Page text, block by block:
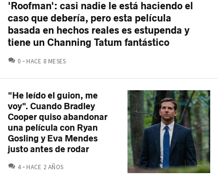
'Roofman': casi nadie le está haciendo el
caso que debería, pero esta película
basada en hechos reales es estupenda y
tiene un Channing Tatum fantástico
0 COMENTARIOS
HACE 8 MESES
"He leído el guion, me
voy". Cuando Bradley
Cooper quiso abandonar
una película con Ryan
Gosling y Eva Mendes
justo antes de rodar
4 COMENTARIOS
HACE 2 AÑOS